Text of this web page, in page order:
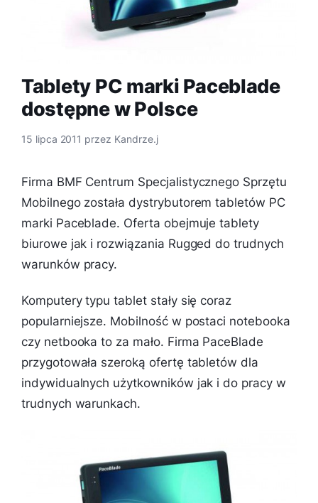
Tablety PC marki Paceblade
dostępne w Polsce
15 lipca 2011 przez Kandrze.j
Firma BMF Centrum Specjalistycznego Sprzętu
Mobilnego została dystrybutorem tabletów PC
marki Paceblade. Oferta obejmuje tablety
biurowe jak i rozwiązania Rugged do trudnych
warunków pracy.
Komputery typu tablet stały się coraz
popularniejsze. Mobilność w postaci notebooka
czy netbooka to za mało. Firma PaceBlade
przygotowała szeroką ofertę tabletów dla
indywidualnych użytkowników jak i do pracy w
trudnych warunkach.